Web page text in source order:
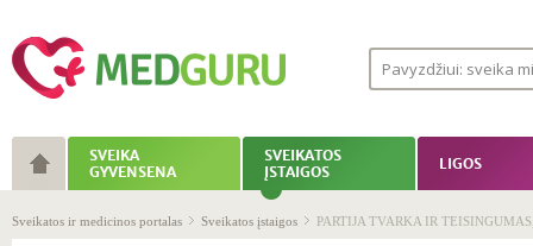
SVEIKA
GYVENSENA
SVEIKATOS
ĮSTAIGOS
LIGOS
Sveikatos ir medicinos portalas Sveikatos įstaigos PARTIJA TVARKA IR